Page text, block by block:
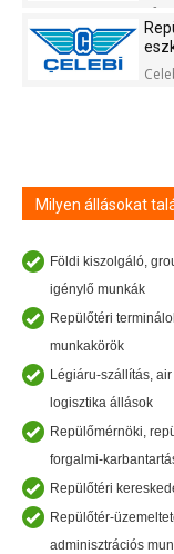
Kft.
Milyen állásokat
Földi kiszolgáló,
igénylő munkák
Repülőtéri
munkakörök
Légiáru-szállítás,
logisztika állások
Repülőmérnöki,
forgalmi-
Repülőtéri
Repülőtér-
adminisztrációs